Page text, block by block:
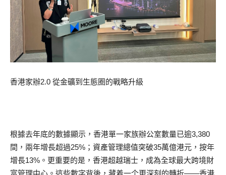
香港家辦2.0 從金礦到生態圈的戰略升級
根據去年底的數據顯示，香港單一家族辦公室數量已逾3,380
間，兩年增長超過25%；資產管理總值突破35萬億港元，按年
增長13%。更重要的是，香港超越瑞士，成為全球最大跨境財
富管理中心。這些數字背後，藏着一个更深刻的轉折——香港